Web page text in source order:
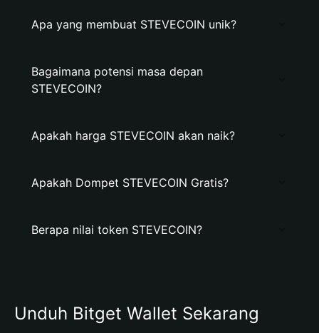
Apa yang membuat STEVECOIN unik?
Bagaimana potensi masa depan
STEVECOIN?
Apakah harga STEVECOIN akan naik?
Apakah Dompet STEVECOIN Gratis?
Berapa nilai token STEVECOIN?
Unduh Bitget Wallet Sekarang